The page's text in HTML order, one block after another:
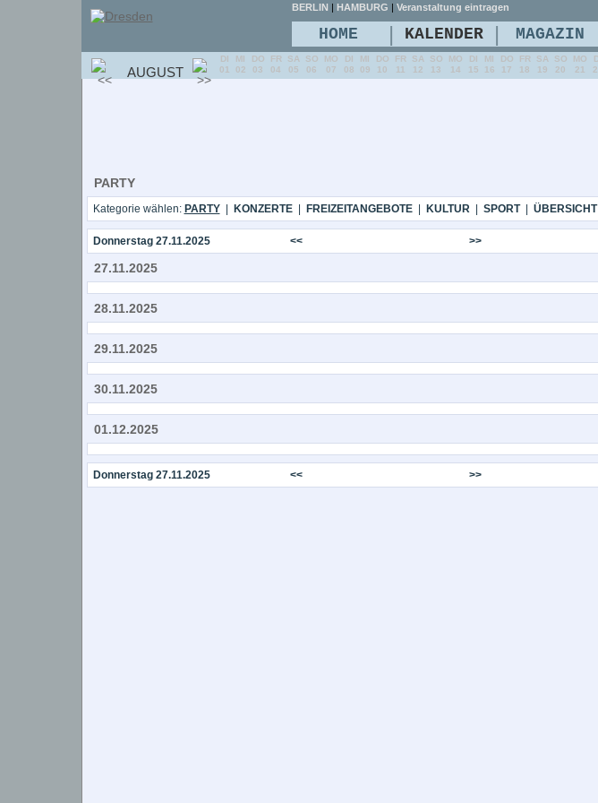
PARTY
Kategorie wählen: PARTY| KONZERTE| FREIZEITANGEBOTE| KULTUR| SPORT| ÜBERSICHT
Donnerstag 27.11.2025 << >>
27.11.2025
28.11.2025
29.11.2025
30.11.2025
01.12.2025
Donnerstag 27.11.2025 << >>
BERLIN | HAMBURG | Veranstaltung eintragen
HOME | KALENDER | MAGAZIN
AUGUST
DI
01
MI
02
DO
03
FR
04
SA
05
SO
06
MO
07
DI
08
MI
09
DO
10
FR
11
SA
12
SO
13
MO
14
DI
15
MI
16
DO
17
FR
18
SA
19
SO
20
MO
21